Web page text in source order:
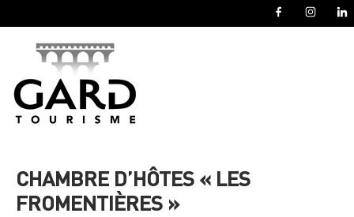
CHAMBRE D’HÔTES « LES
FROMENTIÈRES »